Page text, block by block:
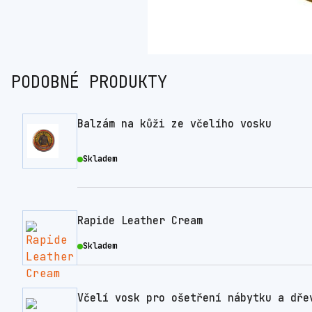
PODOBNÉ PRODUKTY
Balzám na kůži ze včelího vosku
Skladem
Rapide Leather Cream
Skladem
Včelí vosk pro ošetření nábytku a